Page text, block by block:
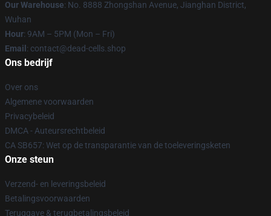
Our Warehouse: No. 8888 Zhongshan Avenue, Jianghan District,
Wuhan
Hour: 9AM – 5PM (Mon – Fri)
Email : contact@dead-cells.shop
Ons bedrijf
Over ons
Algemene voorwaarden
Privacybeleid
DMCA - Auteursrechtbeleid
CA SB657: Wet op de transparantie van de toeleveringsketen
Onze steun
Verzend- en leveringsbeleid
Betalingsvoorwaarden
Teruggave & terugbetalingsbeleid